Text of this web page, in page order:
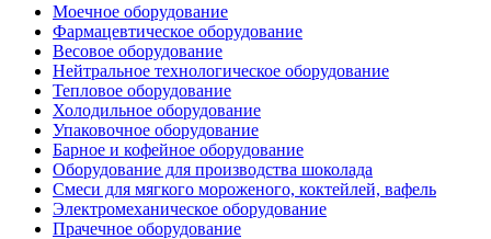
Моечное оборудование
Фармацевтическое оборудование
Весовое оборудование
Нейтральное технологическое оборудование
Тепловое оборудование
Холодильное оборудование
Упаковочное оборудование
Барное и кофейное оборудование
Оборудование для производства шоколада
Смеси для мягкого мороженого, коктейлей, вафель
Электромеханическое оборудование
Прачечное оборудование